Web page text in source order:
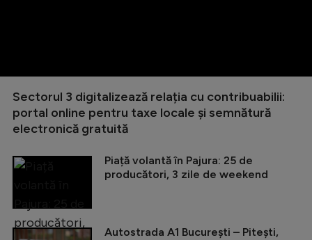
Sectorul 3 digitalizează relația cu contribuabilii:
portal online pentru taxe locale și semnătură
electronică gratuită
Piață volantă în Pajura: 25 de
producători, 3 zile de weekend
Autostrada A1 București – Pitești,